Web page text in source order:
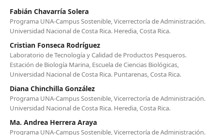
Fabián Chavarría Solera
Programa UNA-Campus Sostenible, Vicerrectoría de Administración.
Universidad Nacional de Costa Rica. Heredia, Costa Rica.
Cristian Fonseca Rodríguez
Laboratorio de Tecnología y Calidad de Productos Pesqueros.
Estación de Biología Marina, Escuela de Ciencias Biológicas,
Universidad Nacional de Costa Rica. Puntarenas, Costa Rica.
Diana Chinchilla González
Programa UNA-Campus Sostenible, Vicerrectoría de Administración.
Universidad Nacional de Costa Rica. Heredia, Costa Rica.
Ma. Andrea Herrera Araya
Programa UNA-Campus Sostenible, Vicerrectoría de Administración.